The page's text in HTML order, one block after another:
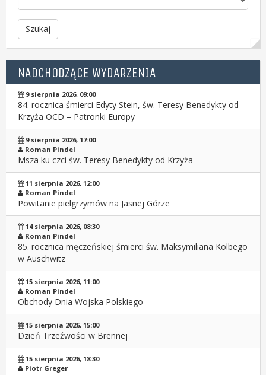
Szukaj
NADCHODZĄCE WYDARZENIA
9 sierpnia 2026, 09:00
84. rocznica śmierci Edyty Stein, św. Teresy Benedykty od
Krzyża OCD – Patronki Europy
9 sierpnia 2026, 17:00
Roman Pindel
Msza ku czci św. Teresy Benedykty od Krzyża
11 sierpnia 2026, 12:00
Roman Pindel
Powitanie pielgrzymów na Jasnej Górze
14 sierpnia 2026, 08:30
Roman Pindel
85. rocznica męczeńskiej śmierci św. Maksymiliana Kolbego
w Auschwitz
15 sierpnia 2026, 11:00
Roman Pindel
Obchody Dnia Wojska Polskiego
15 sierpnia 2026, 15:00
Dzień Trzeźwości w Brennej
15 sierpnia 2026, 18:30
Piotr Greger